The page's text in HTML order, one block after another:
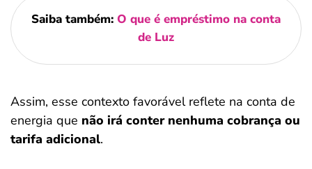
Saiba também: O que é empréstimo na conta
de Luz
Assim, esse contexto favorável reflete na conta de
energia que não irá conter nenhuma cobrança ou
tarifa adicional.